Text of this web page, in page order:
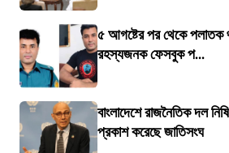
৫ আগষ্টের পর থেকে পলাতক
রহস্যজনক ফেসবুক প...
বাংলাদেশে রাজনৈতিক দল
প্রকাশ করেছে জাতিসংঘ